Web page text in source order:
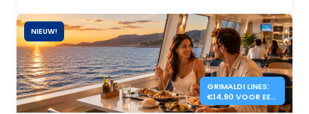
NIEUW!
GRIMALDI LINES:
€14,90 VOOR EEN
DINER AAN